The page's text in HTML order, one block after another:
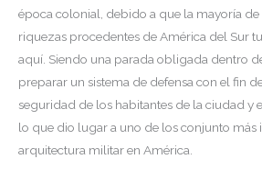
época colonial, debido a que la mayoría
riquezas procedentes de América del Sur
aquí. Siendo una parada obligada dentro
preparar un sistema de defensa con el fin
seguridad de los habitantes de la ciudad y
lo que dio lugar a uno de los conjunto más
arquitectura militar en América.